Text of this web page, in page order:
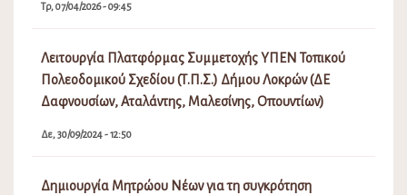
Τρ, 07/04/2026 - 09:45
Λειτουργία Πλατφόρμας Συμμετοχής ΥΠΕΝ Τοπικού
Πολεοδομικού Σχεδίου (Τ.Π.Σ.) Δήμου Λοκρών (ΔΕ
Δαφνουσίων, Αταλάντης, Μαλεσίνης, Οπουντίων)
Δε, 30/09/2024 - 12:50
Δημιουργία Μητρώου Νέων για τη συγκρότηση